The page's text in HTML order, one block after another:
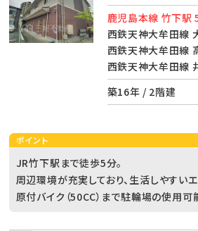
鹿児島本線 竹下駅
西鉄天神大牟田線
西鉄天神大牟田線
西鉄天神大牟田線
築16年 / 2階建
ポイント
JR竹下駅まで徒歩5分。
周辺環境が充実しており、生活しやすいエ
原付バイク（50CC）まで駐輪場の使用